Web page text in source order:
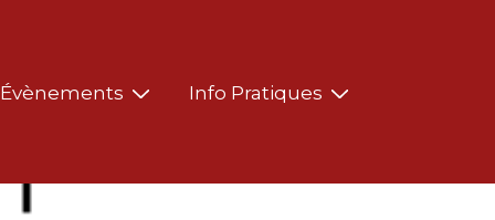
Évènements Info Pratiques